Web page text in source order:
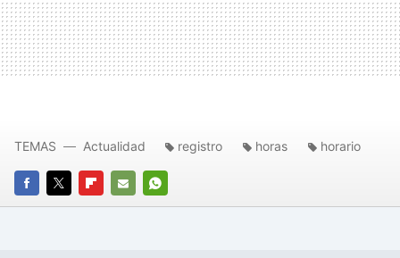
FACEBOOK
TWITTERFLIPBOARD
E-
WHATSAPP
TEMAS Actualidad registro horas horario